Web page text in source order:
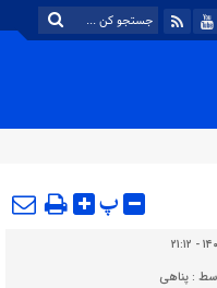
پ
:پناهی